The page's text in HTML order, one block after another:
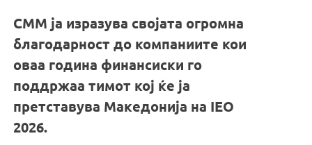
СММ ја изразува својата огромна
благодарност до компаниите кои
оваа година финансиски го
поддржаа тимот кој ќе ја
претставува Македонија на IEO
2026.